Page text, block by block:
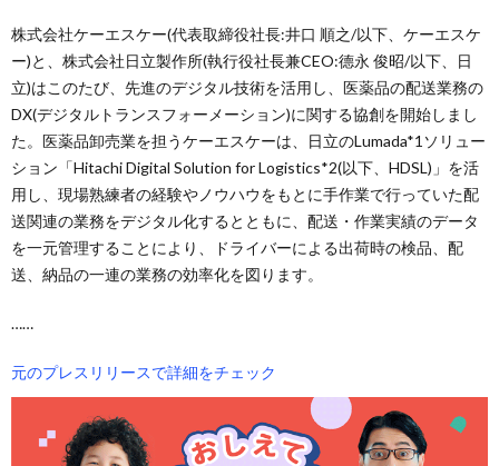
株式会社ケーエスケー(代表取締役社長:井口 順之/以下、ケーエスケ
ー)と、株式会社日立製作所(執行役社長兼CEO:德永 俊昭/以下、日
立)はこのたび、先進のデジタル技術を活用し、医薬品の配送業務の
DX(デジタルトランスフォーメーション)に関する協創を開始しまし
た。医薬品卸売業を担うケーエスケーは、日立のLumada*1ソリュー
ション「Hitachi Digital Solution for Logistics*2(以下、HDSL)」を活
用し、現場熟練者の経験やノウハウをもとに手作業で行っていた配
送関連の業務をデジタル化するとともに、配送・作業実績のデータ
を一元管理することにより、ドライバーによる出荷時の検品、配
送、納品の一連の業務の効率化を図ります。
……
元のプレスリリースで詳細をチェック